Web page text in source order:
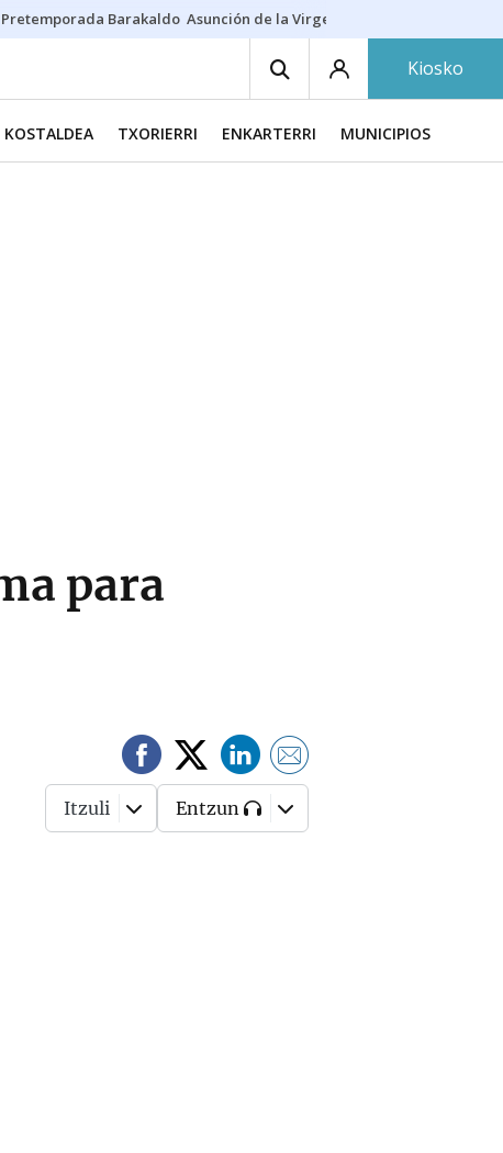
Pretemporada Barakaldo Asunción de la Virgen
Kiosko
KOSTALDEA TXORIERRI ENKARTERRI MUNICIPIOS
para
Itzuli Entzun